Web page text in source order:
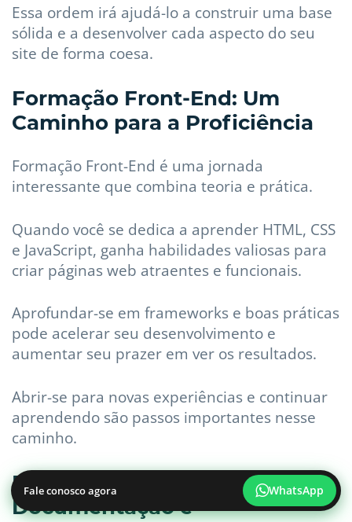
Essa ordem irá ajudá-lo a construir uma base
sólida e a desenvolver cada aspecto do seu
site de forma coesa.
Formação Front-End: Um
Caminho para a Proficiência
Formação Front-End é uma jornada
interessante que combina teoria e prática.
Quando você se dedica a aprender HTML, CSS
e JavaScript, ganha habilidades valiosas para
criar páginas web atraentes e funcionais.
Aprofundar-se em frameworks e boas práticas
pode acelerar seu desenvolvimento e
aumentar seu prazer em ver os resultados.
Abrir-se para novas experiências e continuar
aprendendo são passos importantes nesse
caminho.
Recursos Essenciais: Cursos,
Documentação e
Fale conosco agora WhatsApp